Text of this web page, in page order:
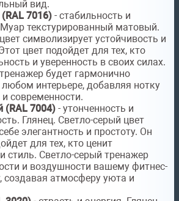
вид.
7016) - стабильность и
текстурированный матовый.
символизирует устойчивость и
цвет подойдет для тех, кто
и уверенность в своих силах.
будет гармонично
интерьере, добавляя нотку
и современности.
(RAL 7004) - утонченность и
Глянец. Светло-серый цвет
элегантность и простоту. Он
для тех, кто ценит
стиль. Светло-серый тренажер
и воздушности вашему фитнес-
создавая атмосферу уюта и